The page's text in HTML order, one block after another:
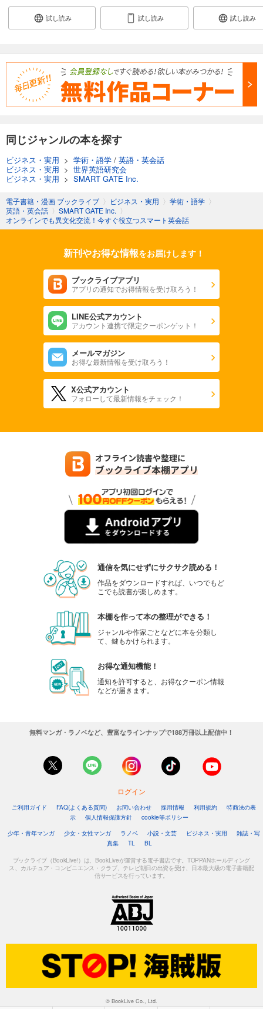
試し読み 試し読み 試し読み
同じジャンルの本を探す
ビジネス・実用 > 学術・語学 / 英語・英会話
ビジネス・実用 > 世界英語研究会
ビジネス・実用 > SMART GATE Inc.
電子書籍・漫画 ブックライブ 〉 ビジネス・実用 〉 学術・語学 〉
英語・英会話 〉 SMART GATE Inc. 〉
オンラインでも異文化交流！今すぐ役立つスマート英会話
新刊やお得な情報をお届けします！
ブックライブアプリ
アプリの通知でお得情報を受け取ろう！
LINE公式アカウント
アカウント連携で限定クーポンゲット！
メールマガジン
お得な最新情報を受け取ろう！
X公式アカウント
フォローして最新情報をチェック！
通信を気にせずにサクサク読める！
作品をダウンロードすれば、いつでもど
こでも読書が楽しめます。
本棚を作って本の整理ができる！
ジャンルや作家ごとなどに本を分類し
て、鍵もかけられます。
お得な通知機能！
通知を許可すると、お得なクーポン情報
などが届きます。
無料マンガ・ラノベなど、豊富なラインナップで188万冊以上配信中！
ログイン
ご利用ガイド FAQ(よくある質問) お問い合わせ 採用情報 利用規約
特商法の表
示
個人情報保護方針
cookie等ポリシー
少年・青年マンガ
少女・女性マンガ ラノベ 小説・文芸 ビジネス・実用
雑誌・写
真集
TL BL
ブックライブ（BookLive!）は、BookLiveが運営する電子書店です。TOPPANホールディング
ス、カルチュア・コンビニエンス・クラブ、テレビ朝日の出資を受け、日本最大級の電子書籍配
信サービスを行っています。
© BookLive Co., Ltd.